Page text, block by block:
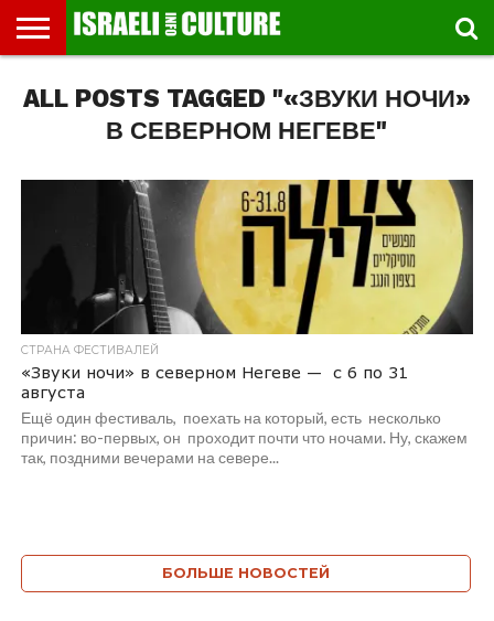
МУЗЕИ
СТРАНА
ФЕСТИВАЛЕЙ
ТЕАТР
КНИГИ.
ТЕКСТЫ
МУЗЫКА
РЕЛИГИЯ/
ИСТОРИЯ
ДВИЖЕНИЕ
ДЕТИ
ВЫХОДНОГО
МАРШРУТЫ
ПРОГУЛЬЩИКА
ВИДЕО-
РЕЧИ
ВПЕЧАТЛЕНИЯ
ВСТРЕЧИ
И
ИНТЕРВЬЮ
КИНО
TEL
AVIV
ALL POSTS TAGGED "«ЗВУКИ НОЧИ»
В СЕВЕРНОМ НЕГЕВЕ"
СТРАНА ФЕСТИВАЛЕЙ
«Звуки ночи» в северном Негеве — с 6 по 31
августа
Ещё один фестиваль, поехать на который, есть несколько
причин: во-первых, он проходит почти что ночами. Ну, скажем
так, поздними вечерами на севере...
БОЛЬШЕ НОВОСТЕЙ